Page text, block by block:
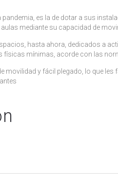
es la de dotar a sus
mediante su capacidad de
hasta ahora, dedicados a
mínimas, acorde con las
movilidad y fácil plegado, lo que